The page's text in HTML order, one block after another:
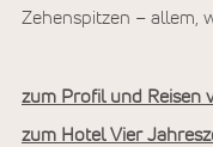
Zehenspitzen – allem,
zum Profil und Reisen
zum Hotel Vier